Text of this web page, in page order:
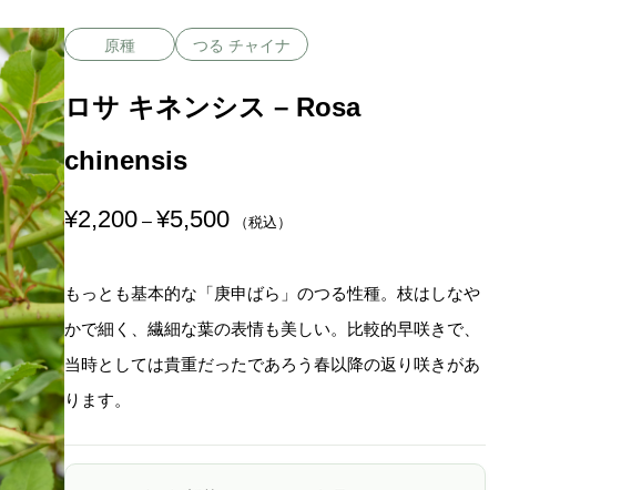
原種 つる チャイナ
ロサ キネンシス – Rosa
chinensis
¥2,200 – ¥5,500価
格
¥
2
,
2
0
0
,
5
（税込）
もっとも基本的な「庚申ばら」のつる性種。枝はしなや
かで細く、繊細な葉の表情も美しい。比較的早咲きで、
当時としては貴重だったであろう春以降の返り咲きがあ
ります。